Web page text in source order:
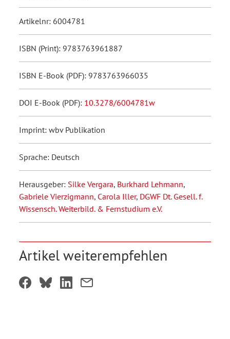
Artikelnr: 6004781
ISBN (Print): 9783763961887
ISBN E-Book (PDF): 9783763966035
DOI E-Book (PDF): 10.3278/6004781w
Imprint: wbv Publikation
Sprache: Deutsch
Herausgeber: Silke Vergara, Burkhard Lehmann,
Gabriele Vierzigmann, Carola Iller, DGWF Dt. Gesell. f.
Wissensch. Weiterbild. & Fernstudium e.V.
Artikel weiterempfehlen